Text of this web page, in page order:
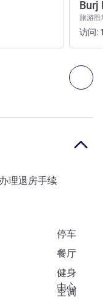
下
艺术、文化和娱乐 2 :
Burj
旅游胜
访问:
办理退房手续
停车
餐厅
健身
中心
空调